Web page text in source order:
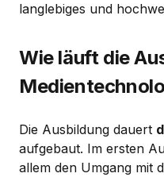
langlebiges und
Wie läuft die
Die Ausbildung dauert
aufgebaut. Im ersten
allem den Umgang mit